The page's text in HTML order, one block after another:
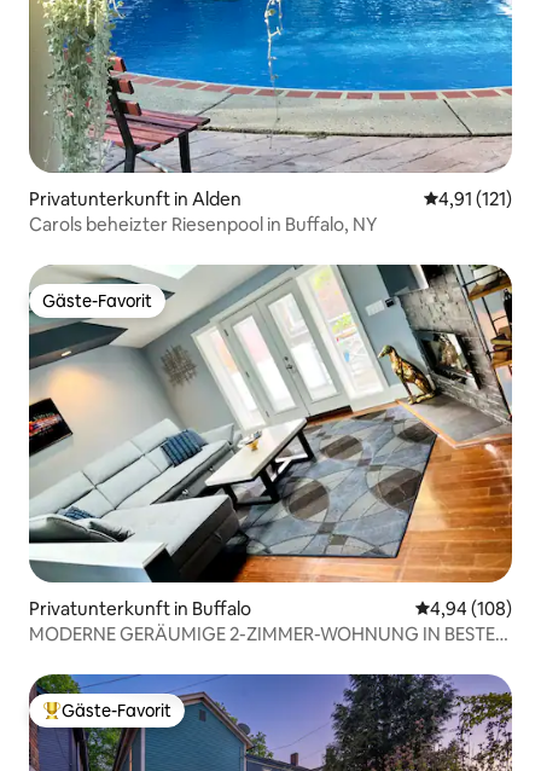
Privatunterkunft in Alden
4,91 (121)
Carols beheizter Riesenpool in Buffalo, NY
Gäste-Favorit
Gäste-Favorit
Privatunterkunft in Buffalo
4,94 (108)
MODERNE GERÄUMIGE 2-ZIMMER-WOHNUNG IN BESTER
Beliebter Gäste-Favorit.
Gäste-Favorit